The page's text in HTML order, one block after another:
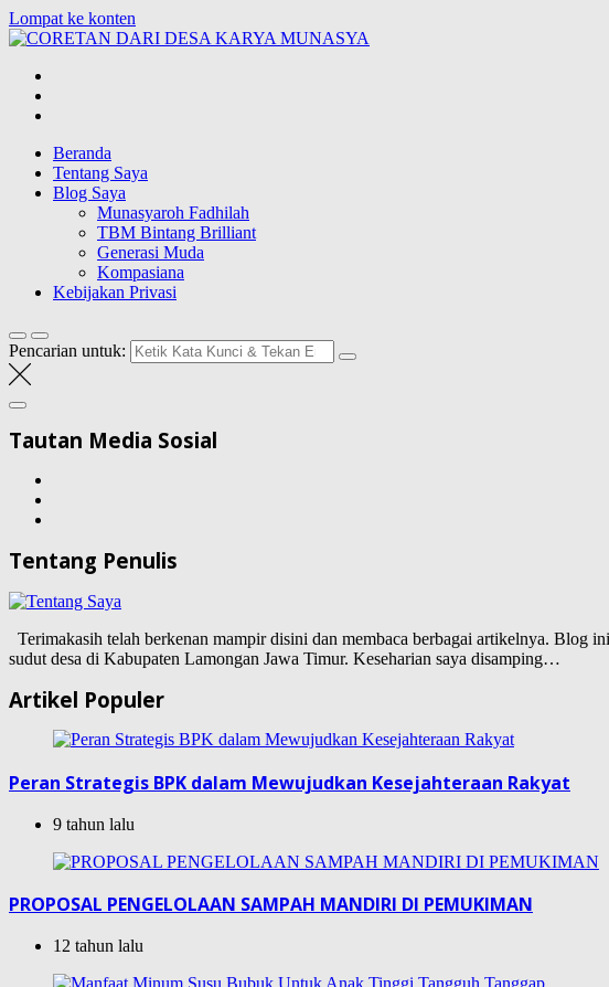
Lompat ke konten
Blog Wong Ndeso yang ingin berbagi berbagai hal di sekitarnya
Beranda
Tentang Saya
Blog Saya
Munasyaroh Fadhilah
TBM Bintang Brilliant
Generasi Muda
Kompasiana
Kebijakan Privasi
Pencarian untuk:
Tautan Media Sosial
Tentang Penulis
Terimakasih telah berkenan mampir disini dan membaca berbagai artikelnya. Blog
sudut desa di Kabupaten Lamongan Jawa Timur. Keseharian saya disamping…
Artikel Populer
Peran Strategis BPK dalam Mewujudkan Kesejahteraan Rakyat
9 tahun lalu
PROPOSAL PENGELOLAAN SAMPAH MANDIRI DI PEMUKIMAN
12 tahun lalu